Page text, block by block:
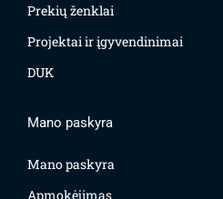
Prekių ženklai
Projektai ir įgyvendinimai
DUK
Mano paskyra
Mano paskyra
Apmokėjimas